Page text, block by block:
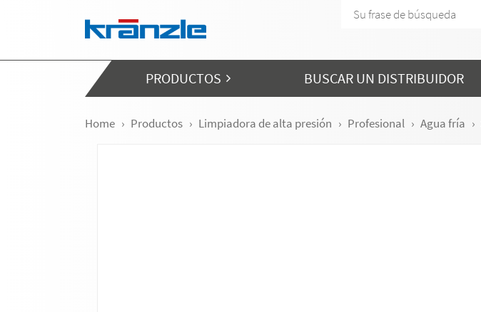
PRODUCTOS BUSCAR UN DISTRIBUIDOR
Home Productos Limpiadora de alta presión Profesional Agua fría